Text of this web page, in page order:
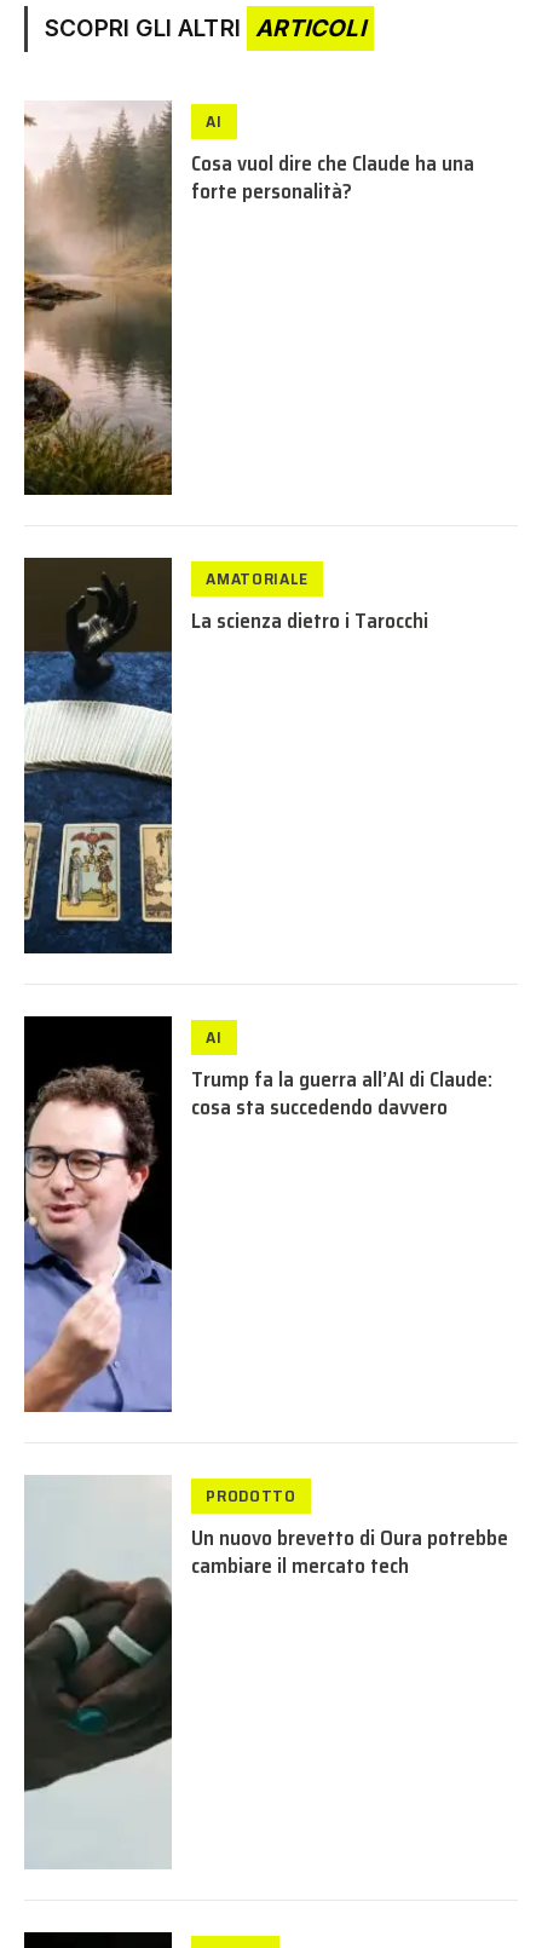
SCOPRI GLI ALTRI ARTICOLI
AI
Cosa vuol dire che Claude ha una
forte personalità?
AMATORIALE
La scienza dietro i Tarocchi
AI
Trump fa la guerra all’AI di Claude:
cosa sta succedendo davvero
PRODOTTO
Un nuovo brevetto di Oura potrebbe
cambiare il mercato tech